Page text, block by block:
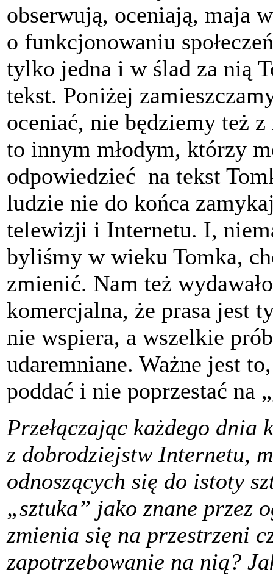
obserwują, oceniają, maja
o funkcjonowaniu
tylko jedna i w ślad za nią
tekst. Poniżej
oceniać, nie będziemy też
to innym młodym, którzy
odpowiedzieć na tekst
ludzie nie do końca
telewizji i Internetu. I,
byliśmy w wieku Tomka,
zmienić. Nam też
komercjalna, że prasa jest
nie wspiera, a wszelkie
udaremniane. Ważne jest
poddać i nie poprzestać na
Przełączając każdego dnia
z dobrodziejstw Internetu,
odnoszących się do istoty
„sztuka” jako znane przez
zmienia się na przestrzeni
zapotrzebowanie na nią?